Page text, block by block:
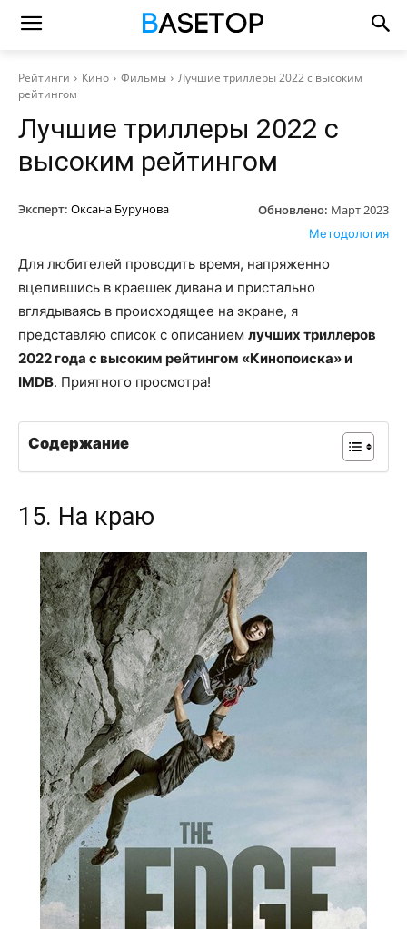
Рейтинги Кино Фильмы
Лучшие триллеры 2022 с высоким
рейтингом
Лучшие триллеры 2022 с
высоким рейтингом
Эксперт: Оксана Бурунова Обновлено: Март 2023
Методология
Для любителей проводить время, напряженно
вцепившись в краешек дивана и пристально
вглядываясь в происходящее на экране, я
представляю список с описанием лучших триллеров
2022 года с высоким рейтингом «Кинопоиска» и
IMDB. Приятного просмотра!
Содержание
15. На краю